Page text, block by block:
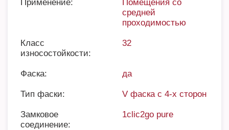
Применение:
Помещения со
средней
проходимостью
Класс
износостойкости:
32
Фаска: да
Тип фаски: V фаска с 4-х сторон
Замковое
соединение:
1clic2go pure